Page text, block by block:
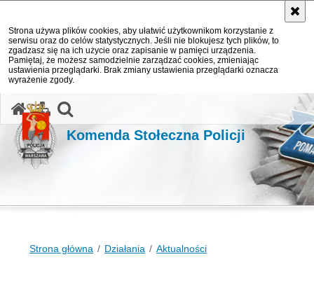
Strona używa plików cookies, aby ułatwić użytkownikom korzystanie z
serwisu oraz do celów statystycznych. Jeśli nie blokujesz tych plików, to
zgadzasz się na ich użycie oraz zapisanie w pamięci urządzenia.
Pamiętaj, że możesz samodzielnie zarządzać cookies, zmieniając
ustawienia przeglądarki. Brak zmiany ustawienia przeglądarki oznacza
wyrażenie zgody.
Komenda Stołeczna Policji
Strona główna Działania Aktualności